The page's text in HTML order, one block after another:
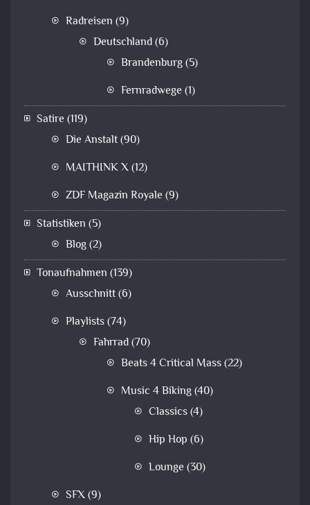
Radreisen (9)
Deutschland(6)
Brandenburg(5)
Fernradwege (1)
Satire (119)
Die Anstalt(90)
MAITHINK X(12)
ZDF Magazin Royale (9)
Statistiken (5)
Blog(2)
Tonaufnahmen (139)
Ausschnitt(6)
Playlists(74)
Fahrrad(70)
Beats 4 Critical Mass(22)
Music 4 Biking(40)
Classics(4)
Hip Hop (6)
Lounge (30)
SFX(9)